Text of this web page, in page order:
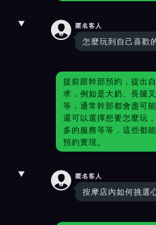
 匿名客人
怎麼玩到自己喜歡
提前跟幹部預約，提出
求，例如是大奶、長腿
等，通常幹部都會盡可
還可以選擇想要怎麼玩
多的服務等等，這些都
預約實現。
 匿名客人
按摩店內如何挑選